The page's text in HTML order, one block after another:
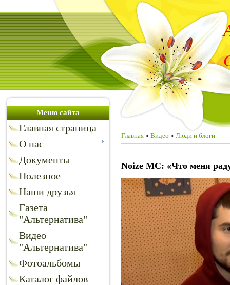
Меню сайта
Главная страница
О нас
Документы
Полезное
Наши друзья
Газета
"Альтернатива"
Видео
"Альтернатива"
Фотоальбомы
Каталог файлов
Главная » Видео » Люди и блоги
Noize MC: «Что меня